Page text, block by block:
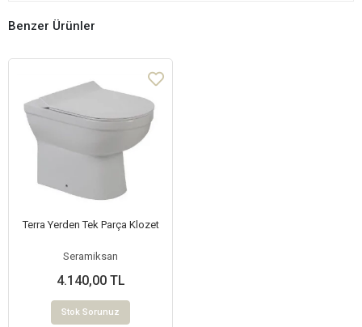
Benzer Ürünler
Terra Yerden Tek Parça Klozet
Seramiksan
4.140,00 TL
Stok Sorunuz